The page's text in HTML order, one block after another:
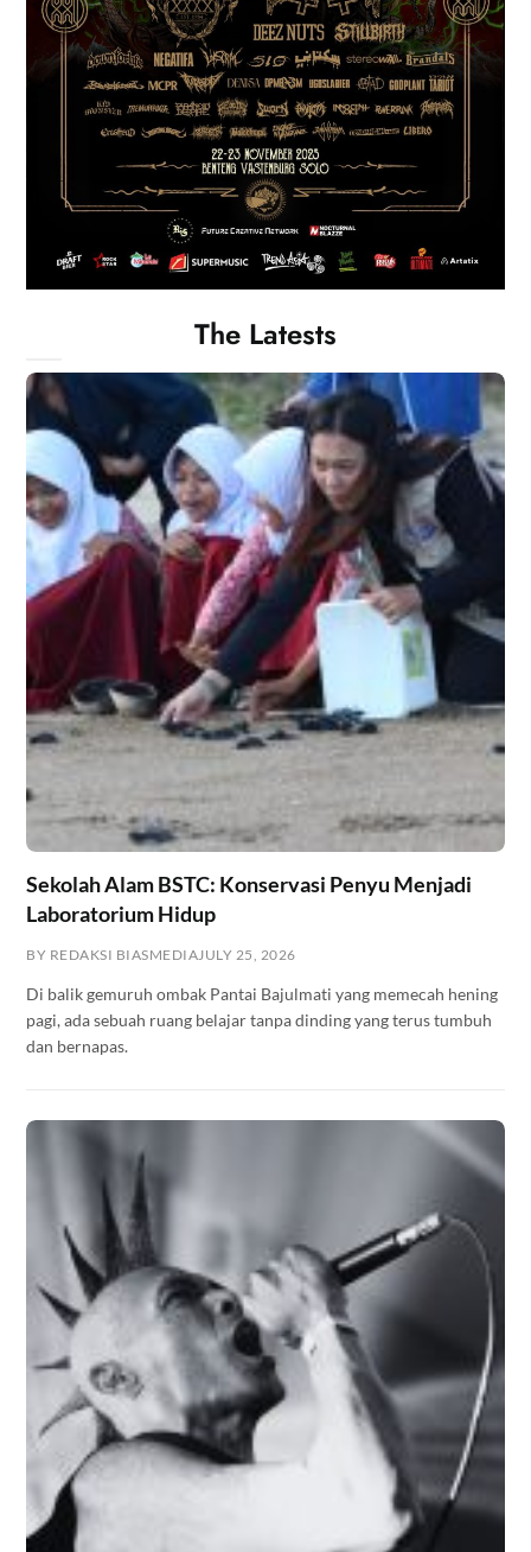
The Latests
Sekolah Alam BSTC: Konservasi Penyu Menjadi
Laboratorium Hidup
BY REDAKSI BIASMEDIAJULY 25, 2026
Di balik gemuruh ombak Pantai Bajulmati yang memecah hening
pagi, ada sebuah ruang belajar tanpa dinding yang terus tumbuh
dan bernapas.